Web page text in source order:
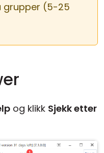
grupper (5-25
og klikk Sjekk etter